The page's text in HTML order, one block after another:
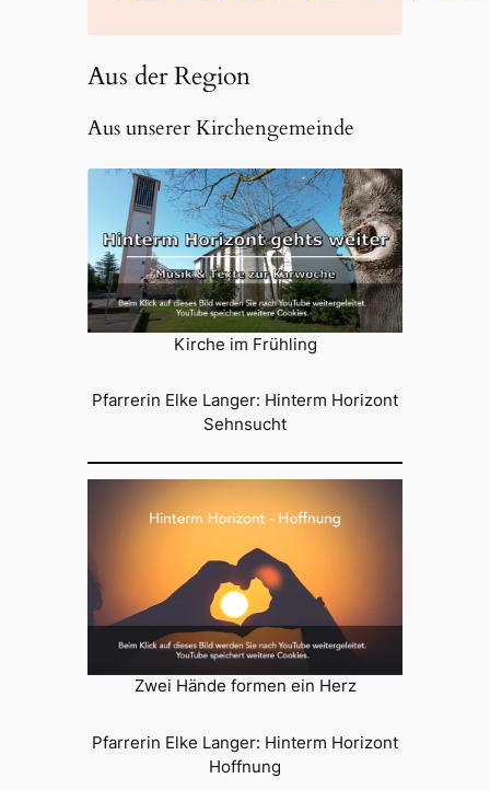
Aus der Region
Aus unserer Kirchengemeinde
Kirche im Frühling
Pfarrerin Elke Langer: Hinterm Horizont
Sehnsucht
Zwei Hände formen ein Herz
Pfarrerin Elke Langer: Hinterm Horizont
Hoffnung